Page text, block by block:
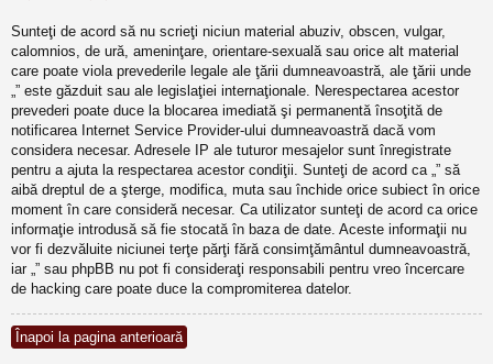
Sunteţi de acord să nu scrieţi niciun material abuziv, obscen, vulgar,
calomnios, de ură, ameninţare, orientare-sexuală sau orice alt material
care poate viola prevederile legale ale ţării dumneavoastră, ale ţării unde
„” este găzduit sau ale legislaţiei internaţionale. Nerespectarea acestor
prevederi poate duce la blocarea imediată şi permanentă însoţită de
notificarea Internet Service Provider-ului dumneavoastră dacă vom
considera necesar. Adresele IP ale tuturor mesajelor sunt înregistrate
pentru a ajuta la respectarea acestor condiţii. Sunteţi de acord ca „” să
aibă dreptul de a şterge, modifica, muta sau închide orice subiect în orice
moment în care consideră necesar. Ca utilizator sunteţi de acord ca orice
informaţie introdusă să fie stocată în baza de date. Aceste informaţii nu
vor fi dezvăluite niciunei terţe părţi fără consimţământul dumneavoastră,
iar „” sau phpBB nu pot fi consideraţi responsabili pentru vreo încercare
de hacking care poate duce la compromiterea datelor.
Înapoi la pagina anterioară